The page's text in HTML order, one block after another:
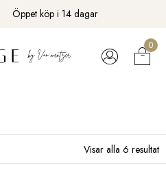
Öppet köp i 14 dagar
0
Visar alla 6 resultat